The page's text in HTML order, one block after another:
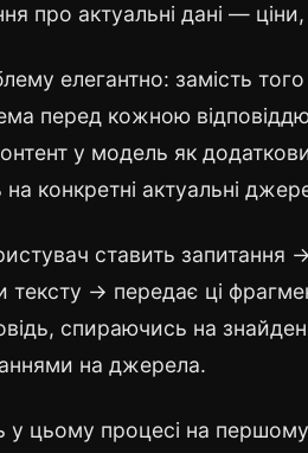
про актуальні дані — ціни,
елегантно: замість
перед кожною
у модель як
конкретні актуальні
ставить запитання
тексту → передає ці
спираючись на
на джерела.
цьому процесі на